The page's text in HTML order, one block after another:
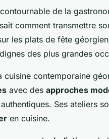
de la
comment transmettre
les plats de fête
dignes des plus grandes
cuisine contemporaine
avec des approches
Ses ateliers
en cuisine.